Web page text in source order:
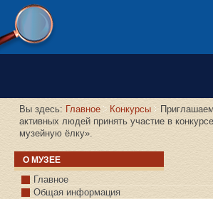
Версия сайта для слабовидящих
Вы здесь: Главное Конкурсы
активных людей принять участие в
музейную ёлку».
О МУЗЕЕ
Главное
Общая информация